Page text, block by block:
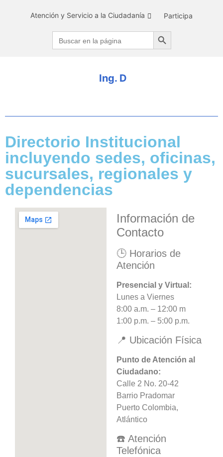
Atención y Servicio a la Ciudadanía Participa
Search
for:
Search Button
ng. De
Directorio Institucional
incluyendo sedes, oficinas,
sucursales, regionales y
dependencias
Información de
Contacto
🕒 Horarios de
Atención
Presencial y Virtual:
Lunes a Viernes
8:00 a.m. – 12:00 m
1:00 p.m. – 5:00 p.m.
📍 Ubicación Física
Punto de Atención al
Ciudadano:
Calle 2 No. 20-42
Barrio Pradomar
Puerto Colombia,
Atlántico
☎️ Atención
Telefónica